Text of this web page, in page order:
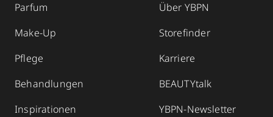
Parfum
Make-Up
Pflege
Behandlungen
Inspirationen
Über YBPN
Storefinder
Karriere
BEAUTYtalk
YBPN-Newsletter